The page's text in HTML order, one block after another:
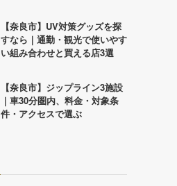
【奈良市】UV対策グッズを探
すなら｜通勤・観光で使いやす
い組み合わせと買える店3選
【奈良市】ジップライン3施設
｜車30分圏内、料金・対象条
件・アクセスで選ぶ